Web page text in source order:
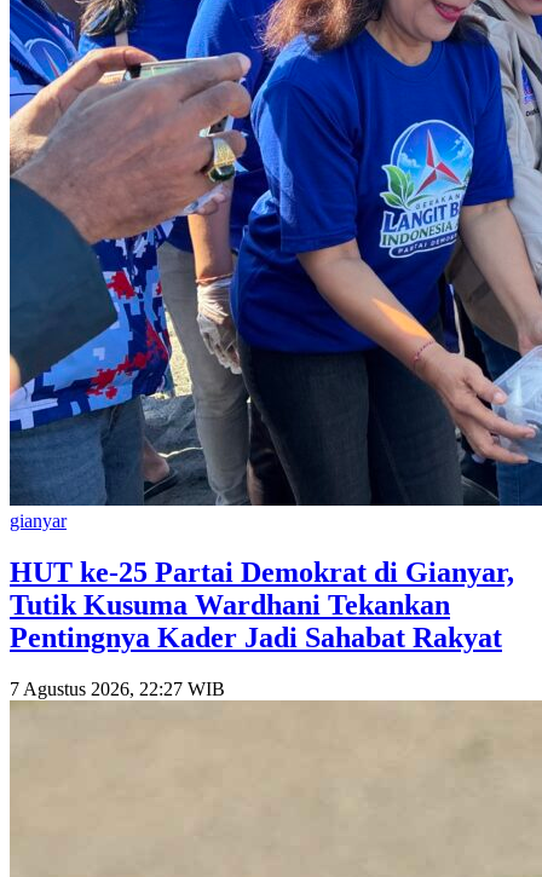
gianyar
HUT ke-25 Partai Demokrat di Gianyar,
Tutik Kusuma Wardhani Tekankan
Pentingnya Kader Jadi Sahabat Rakyat
7 Agustus 2026, 22:27 WIB